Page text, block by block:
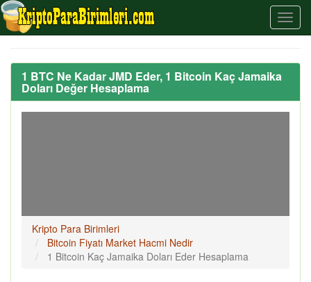
1 BTC Ne Kadar JMD Eder, 1 Bitcoin Kaç Jamaika
Doları Değer Hesaplama
Kripto Para Birimleri
Bitcoin Fiyatı Market Hacmi Nedir
1 Bitcoin Kaç Jamaika Doları Eder Hesaplama